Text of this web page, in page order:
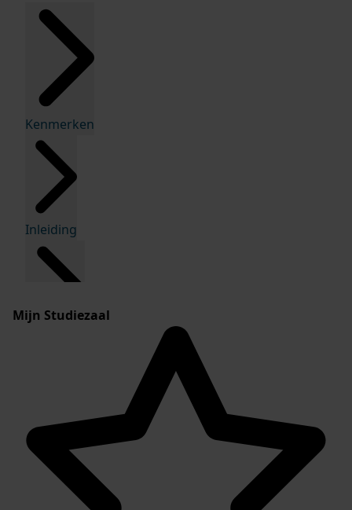
Kenmerken
Inleiding
Mijn Studiezaal